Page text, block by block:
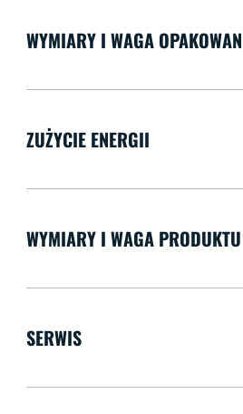
WYMIARY I WAGA
ZUŻYCIE ENERGII
WYMIARY I WAGA PRODUKTU
SERWIS